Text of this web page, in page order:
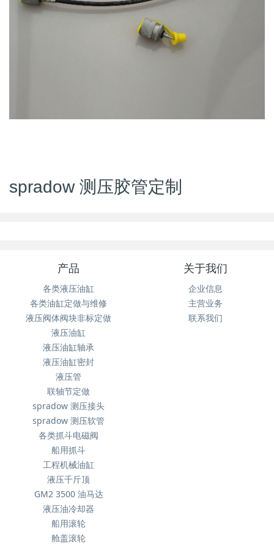
spradow 测压胶管定制
产品
各类液压油缸
各类油缸定做与维修
液压阀体阀块非标定做
液压油缸
液压油缸轴承
液压油缸密封
液压管
联轴节定做
spradow 测压接头
spradow 测压软管
各类抓斗电磁阀
船用抓斗
工程机械油缸
液压千斤顶
GM2 3500 油马达
液压油冷却器
船用滚轮
舱盖滚轮
关于我们
企业信息
主营业务
联系我们